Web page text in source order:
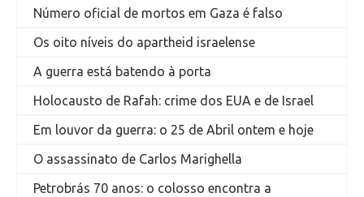
Número oficial de mortos em Gaza é falso
Os oito níveis do apartheid israelense
A guerra está batendo à porta
Holocausto de Rafah: crime dos EUA e de Israel
Em louvor da guerra: o 25 de Abril ontem e hoje
O assassinato de Carlos Marighella
Petrobrás 70 anos: o colosso encontra a